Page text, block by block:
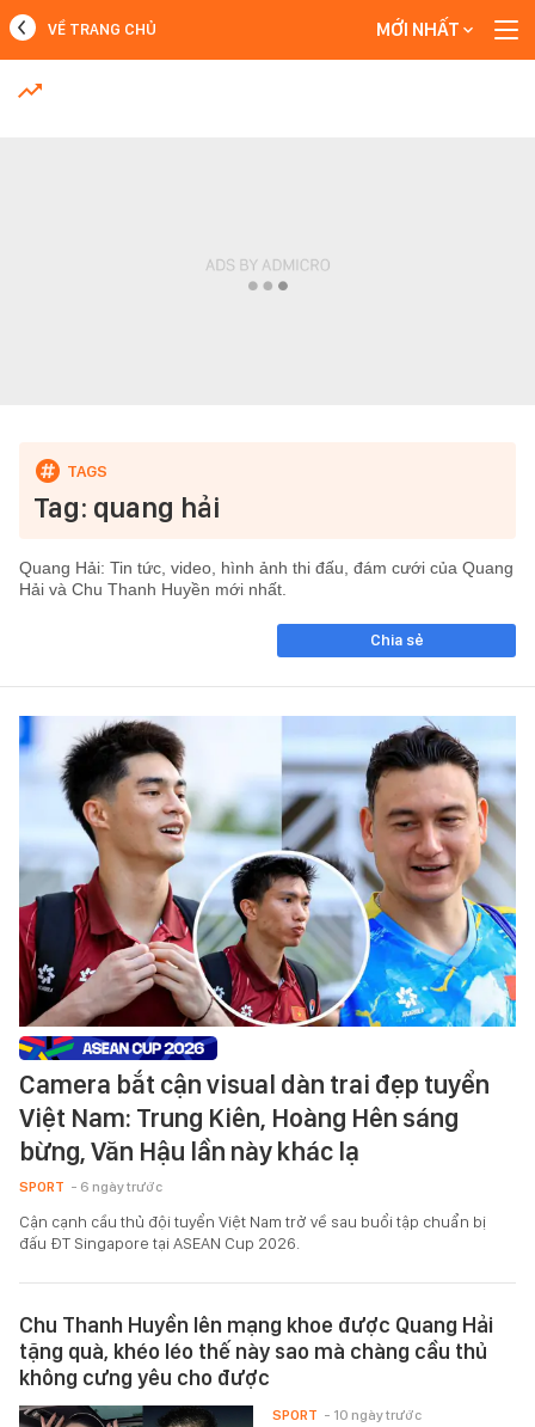
MỚI NHẤT
VỀ TRANG CHỦ MỚI NHẤT
Tag: quang hải
Quang Hải: Tin tức, video, hình ảnh thi đấu, đám cưới của Quang
Hải và Chu Thanh Huyền mới nhất.
Chia sẻ
Camera bắt cận visual dàn trai đẹp tuyển
Việt Nam: Trung Kiên, Hoàng Hên sáng
bừng, Văn Hậu lần này khác lạ
SPORT - 6 ngày trước
Cận cạnh cầu thủ đội tuyển Việt Nam trở về sau buổi tập chuẩn bị
đấu ĐT Singapore tại ASEAN Cup 2026.
Chu Thanh Huyền lên mạng khoe được Quang Hải
tặng quà, khéo léo thế này sao mà chàng cầu thủ
không cưng yêu cho được
SPORT - 10 ngày trước